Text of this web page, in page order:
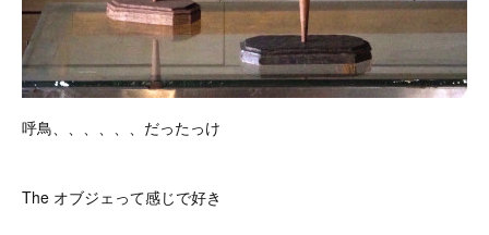
呼鳥、、、、、、だったっけ
The オブジェって感じで好き